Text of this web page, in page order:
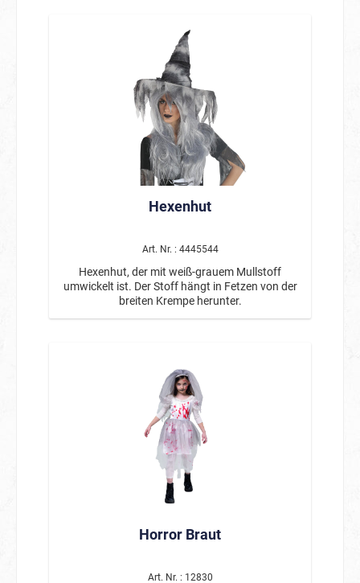
Wasser aktivieren und auftragen Entfernung: Mit
Wasser und Seife Hautverträglichkeit:
Dermatologisch getestet Hinweis: Nicht
verschlucken, Augenkontakt vermeiden Styling-
Geister-Make-up Mit schwarzen und roten
Farben für Horror-Effekte kombinieren Ideal für
Skelett- oder Clown-Schminke ❓ Häufige Fragen
Wie wird das Make-up angewendet? Einfach mit
etwas Wasser anfeuchten und mit Schwamm
oder Pinsel auftragen. Wie lange hält die
Hexenhut
Art. Nr. : 4445544
Hexenhut, der mit weiß-grauem Mullstoff
umwickelt ist. Der Stoff hängt in Fetzen von der
breiten Krempe herunter.
Horror Braut
Art. Nr. : 12830